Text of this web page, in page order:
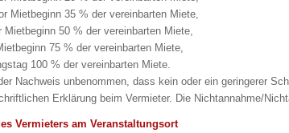
Mietbeginn 35 % der vereinbarten Miete,
Mietbeginn 50 % der vereinbarten Miete,
75 % der vereinbarten Miete,
100 % der vereinbarten Miete.
Nachweis unbenommen, dass kein oder ein geringerer
Erklärung beim Vermieter. Die Nichtannahme/
Vermieters am Veranstaltungsort